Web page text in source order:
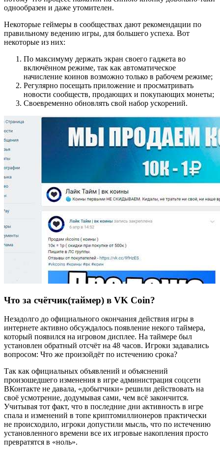
однообразен и даже утомителен.
Некоторые геймеры в сообществах дают рекомендации по
правильному ведению игры, для большего успеха. Вот
некоторые из них:
По максимуму держать экран своего гаджета во
включённом режиме, так как автоматическое
начисление коинов возможно только в рабочем режиме;
Регулярно посещать приложение и просматривать
новости сообществ, продающих и покупающих монеты;
Своевременно обновлять свой набор ускорений.
Что за счётчик(таймер) в VK Coin?
Незадолго до официального окончания действия игры в
интернете активно обсуждалось появление некого таймера,
который появился на игровом дисплее. На таймере был
установлен обратный отсчёт на 48 часов. Игроки задавались
вопросом: Что же произойдёт по истечению срока?
Так как официальных объявлений и объяснений
произошедшего изменения в игре администрация соцсети
ВКонтакте не давала, «добытчики» решили действовать на
своё усмотрение, додумывая сами, чем всё закончится.
Учитывая тот факт, что в последние дни активность в игре
спала и изменений в топе криптомиллионеров практически
не происходило, игроки допустили мысль, что по истечению
установленного времени все их игровые накопления просто
превратятся в «ноль».